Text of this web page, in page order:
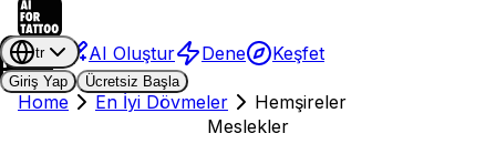
AI Oluştur Dene Keşfet
tr
Giriş Yap
Ücretsiz Başla
Home En İyi Dövmeler
Hemşireler
Meslekler